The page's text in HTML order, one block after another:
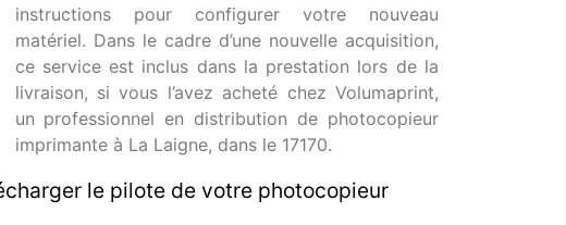
instructions pour configurer votre nouveau
matériel. Dans le cadre d’une nouvelle acquisition,
ce service est inclus dans la prestation lors de la
livraison, si vous l’avez acheté chez Volumaprint,
un professionnel en distribution de photocopieur
imprimante à La Laigne, dans le 17170.
le pilote de votre photocopieur